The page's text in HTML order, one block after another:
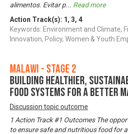
alimentos. Evitar p... Read more
Action Track(s): 1 , 3, 4
Keywords: Environment and Climate,
Innovation, Policy, Women & Youth
Malawi - Stage 2
Building Healthier,
Food Systems for a Better
Discussion topic outcome
1 Action Track #1 Outcomes The
to ensure safe and nutritious food for